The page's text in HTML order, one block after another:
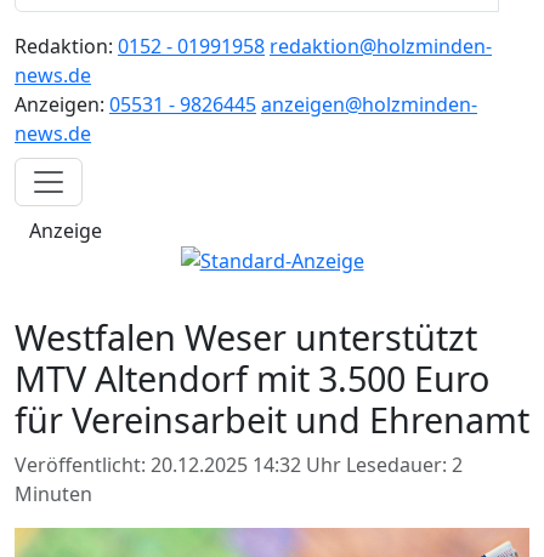
Redaktion: 0152 - 01991958 redaktion@holzminden-
news.de
Anzeigen: 05531 - 9826445anzeigen@holzminden-
news.de
Anzeige
Westfalen Weser unterstützt
MTV Altendorf mit 3.500 Euro
für Vereinsarbeit und Ehrenamt
Veröffentlicht: 20.12.2025 14:32 Uhr Lesedauer: 2
Minuten